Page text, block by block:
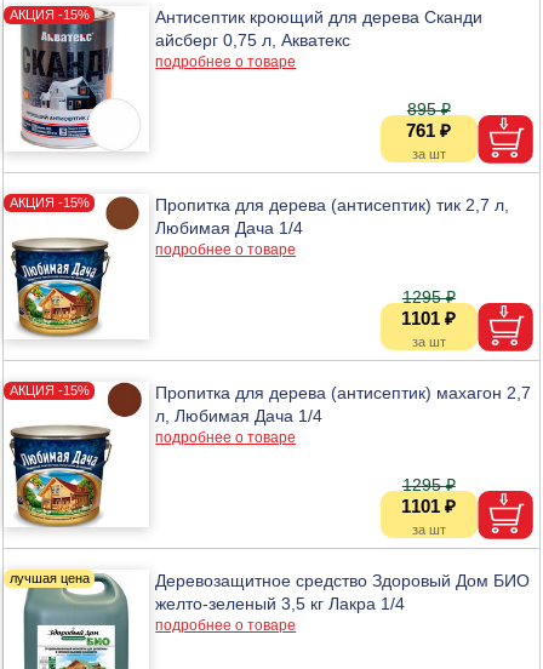
Антисептик кроющий для дерева Сканди
айсберг 0,75 л, Акватекс
подробнее о товаре
761 ₽
895 ₽
Пропитка для дерева (антисептик) тик 2,7 л,
Любимая Дача 1/4
подробнее о товаре
1101 ₽
1295 ₽
Пропитка для дерева (антисептик) махагон 2,7
л, Любимая Дача 1/4
подробнее о товаре
1101 ₽
1295 ₽
Деревозащитное средство Здоровый Дом БИО
желто-зеленый 3,5 кг Лакра 1/4
подробнее о товаре